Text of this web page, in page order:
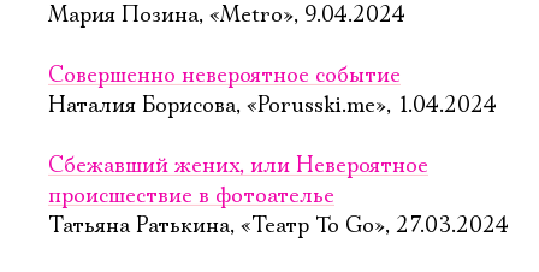
Мария Позина, «Metro», 9.04.2024
Совершенно невероятное событие
Наталия Борисова, «Porusski.me», 1.04.2024
Сбежавший жених, или Невероятное
происшествие в фотоателье
Татьяна Ратькина, «Театр To Go», 27.03.2024